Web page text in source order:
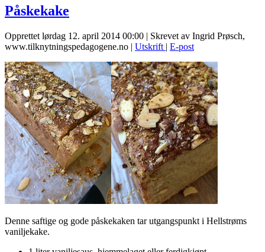
Påskekake
Opprettet lørdag 12. april 2014 00:00 | Skrevet av Ingrid Prøsch,
www.tilknytningspedagogene.no | Utskrift | E-post
Denne saftige og gode påskekaken tar utgangspunkt i Hellstrøms
vaniljekake.